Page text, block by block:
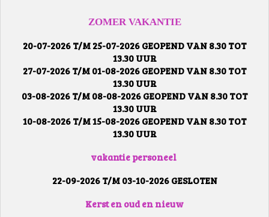
ZOMER VAKANTIE
20-07-2026 T/M 25-07-2026 GEOPEND VAN 8.30 TOT
13.30 UUR
27-07-2026 T/M 01-08-2026 GEOPEND VAN 8.30 TOT
13.30 UUR
03-08-2026 T/M 08-08-2026 GEOPEND VAN 8.30 TOT
13.30 UUR
10-08-2026 T/M 15-08-2026 GEOPEND VAN 8.30 TOT
13.30 UUR
vakantie personeel
22-09-2026 T/M 03-10-2026 GESLOTEN
Kerst en oud en nieuw